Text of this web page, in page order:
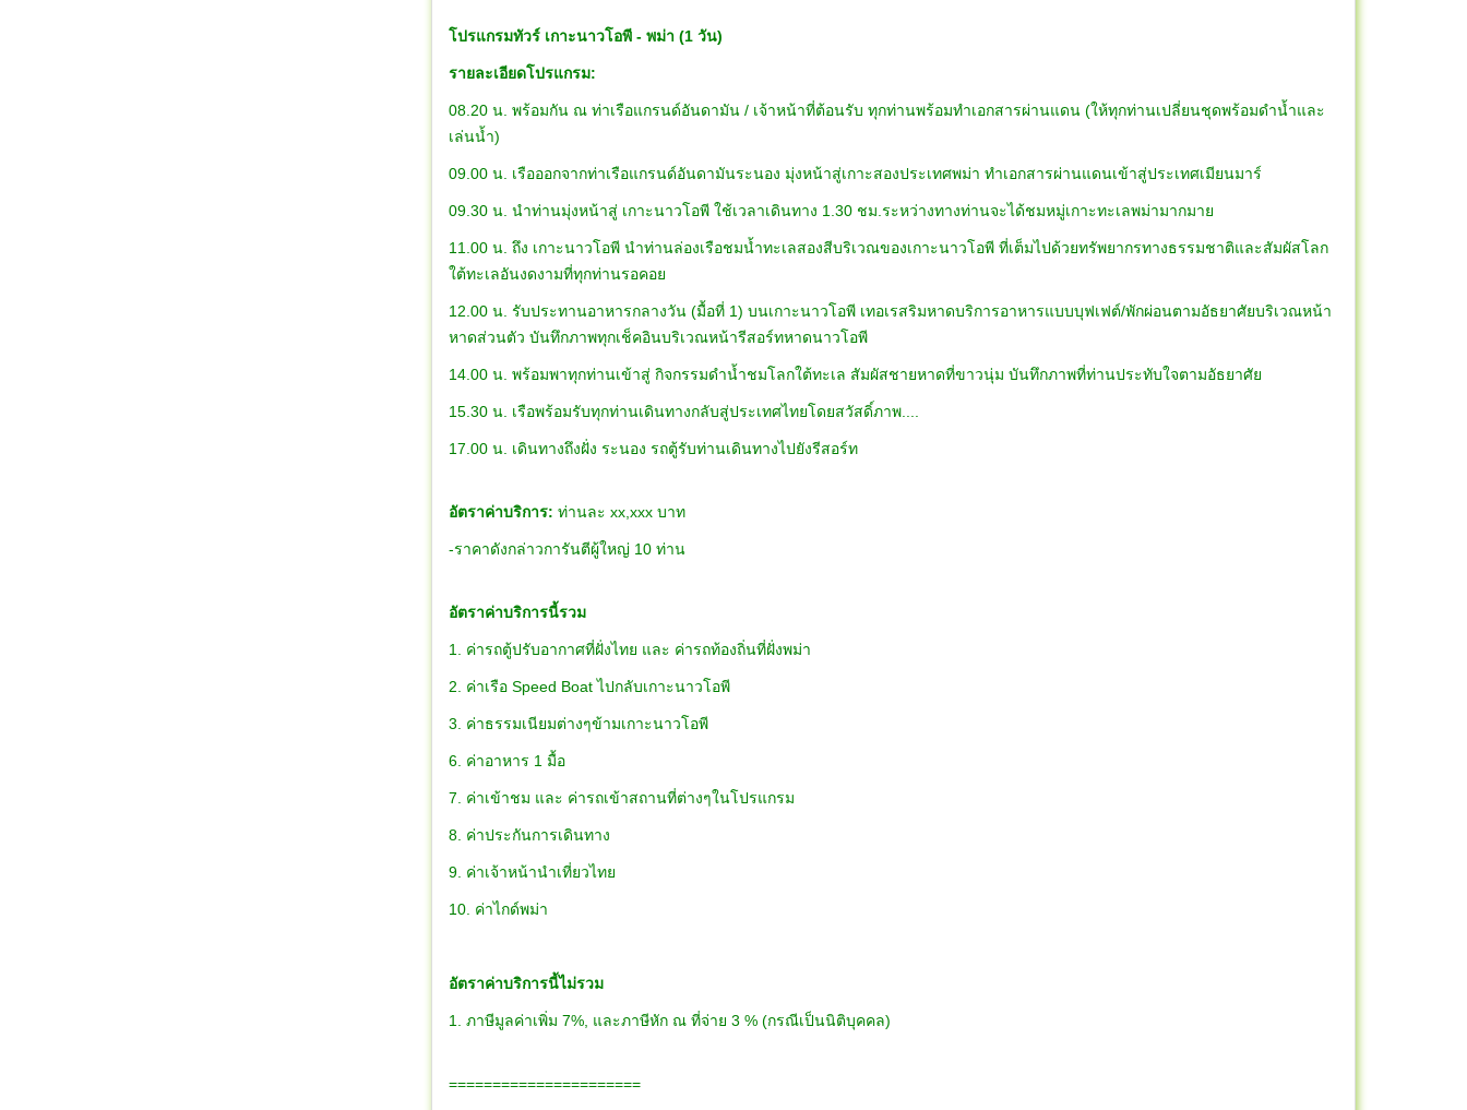
โปรแกรมทัวร์ เกาะนาวโอพี - พม่า (1 วัน)
รายละเอียดโปรแกรม:
08.20 น. พร้อมกัน ณ ท่าเรือแกรนด์อันดามัน / เจ้าหน้าที่ต้อนรับ ทุกท่านพร้อมทำเอกสารผ่านแดน (ให้ทุกท่านเปลี่ยนชุดพร้อมดำน้ำและ
เล่นน้ำ)
09.00 น. เรือออกจากท่าเรือแกรนด์อันดามันระนอง มุ่งหน้าสู่เกาะสองประเทศพม่า ทำเอกสารผ่านแดนเข้าสู่ประเทศเมียนมาร์
09.30 น. นำท่านมุ่งหน้าสู่ เกาะนาวโอพี ใช้เวลาเดินทาง 1.30 ชม.ระหว่างทางท่านจะได้ชมหมู่เกาะทะเลพม่ามากมาย
11.00 น. ถึง เกาะนาวโอพี นำท่านล่องเรือชมน้ำทะเลสองสีบริเวณของเกาะนาวโอพี ที่เต็มไปด้วยทรัพยากรทางธรรมชาติและสัมผัสโลก
ใต้ทะเลอันงดงามที่ทุกท่านรอคอย
12.00 น. รับประทานอาหารกลางวัน (มื้อที่ 1) บนเกาะนาวโอพี เทอเรสริมหาดบริการอาหารแบบบุฟเฟต์/พักผ่อนตามอัธยาศัยบริเวณหน้า
หาดส่วนตัว บันทึกภาพทุกเช็คอินบริเวณหน้ารีสอร์ทหาดนาวโอพี
14.00 น. พร้อมพาทุกท่านเข้าสู่ กิจกรรมดำน้ำชมโลกใต้ทะเล สัมผัสชายหาดที่ขาวนุ่ม บันทึกภาพที่ท่านประทับใจตามอัธยาศัย
15.30 น. เรือพร้อมรับทุกท่านเดินทางกลับสู่ประเทศไทยโดยสวัสดิ์ภาพ....
17.00 น. เดินทางถึงฝั่ง ระนอง รถตู้รับท่านเดินทางไปยังรีสอร์ท
อัตราค่าบริการ: ท่านละ xx,xxx บาท
-ราคาดังกล่าวการันตีผู้ใหญ่ 10 ท่าน
อัตราค่าบริการนี้รวม
1. ค่ารถตู้ปรับอากาศที่ฝั่งไทย และ ค่ารถท้องถิ่นที่ฝั่งพม่า
2. ค่าเรือ Speed Boat ไปกลับเกาะนาวโอพี
3. ค่าธรรมเนียมต่างๆข้ามเกาะนาวโอพี
6. ค่าอาหาร 1 มื้อ
7. ค่าเข้าชม และ ค่ารถเข้าสถานที่ต่างๆในโปรแกรม
8. ค่าประกันการเดินทาง
9. ค่าเจ้าหน้านำเที่ยวไทย
10. ค่าไกด์พม่า
อัตราค่าบริการนี้ไม่รวม
1. ภาษีมูลค่าเพิ่ม 7%, และภาษีหัก ณ ที่จ่าย 3 % (กรณีเป็นนิติบุคคล)
======================